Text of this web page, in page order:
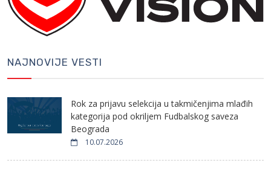
NAJNOVIJE VESTI
Rok za prijavu selekcija u takmičenjima mlađih
kategorija pod okriljem Fudbalskog saveza
Beograda
10.07.2026